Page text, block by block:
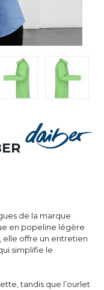
de la marque
en popeline légère
elle offre un entretien
simplifie le
tandis que l’ourlet